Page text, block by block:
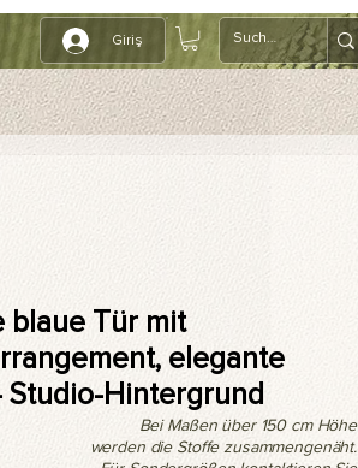
Giriş
blaue Tür mit
elegante
Studio-Hintergrund
Bei Maßen über 150 cm Höhe
werden die Stoffe zusammengenäht.